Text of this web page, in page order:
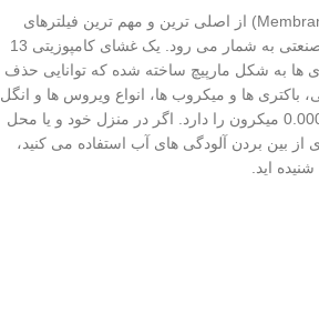
با نام لاتین (Membrane) از اصلی ترین و مهم ترین فیلترهای
دستگاه تصفیه آب خانگی و صنعتی به شمار می رود. یک غشای کامپوزیتی 13
ها به شکل مارپیچ ساخته شده که توانایی حذف
باکتری ها و میکروب ها، انواع ویروس ها و انگل
های موجود در آب با دقت 0.0001 میکرون را دارد. اگر در منزل خود و یا محل
از بین بردن آلودگی های آب استفاده می کنید،
اید.